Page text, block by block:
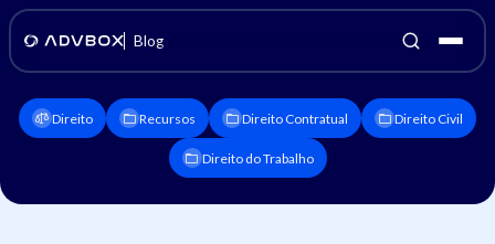
Blog
Direito Recursos Direito Contratual Direito Civil
Direito do Trabalho